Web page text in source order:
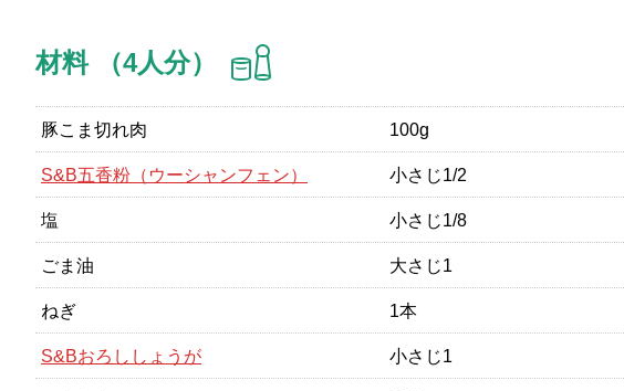
材料 （4人分）
豚こま切れ肉 100g
S&B五香粉（ウーシャンフェン） 小さじ1/2
塩 小さじ1/8
ごま油 大さじ1
ねぎ 1本
S&Bおろししょうが 小さじ1